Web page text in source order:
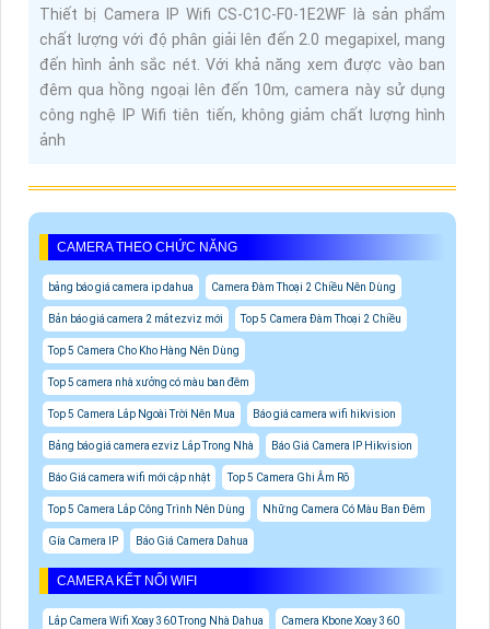
Thiết bị Camera IP Wifi CS-C1C-F0-1E2WF là sản phẩm
chất lượng với độ phân giải lên đến 2.0 megapixel, mang
đến hình ảnh sắc nét. Với khả năng xem được vào ban
đêm qua hồng ngoại lên đến 10m, camera này sử dụng
công nghệ IP Wifi tiên tiến, không giảm chất lượng hình
ảnh
CAMERA THEO CHỨC NĂNG
bảng báo giá camera ip dahua Camera Đàm Thoại 2 Chiều Nên Dùng
Bản báo giá camera 2 mắt ezviz mới Top 5 Camera Đàm Thoại 2 Chiều
Top 5 Camera Cho Kho Hàng Nên Dùng
Top 5 camera nhà xưởng có màu ban đêm
Top 5 Camera Lắp Ngoài Trời Nên Mua Báo giá camera wifi hikvision
Bảng báo giá camera ezviz Lắp Trong Nhà Báo Giá Camera IP Hikvision
Báo Giá camera wifi mới cập nhật Top 5 Camera Ghi Âm Rõ
Top 5 Camera Lắp Công Trình Nên Dùng Những Camera Có Màu Ban Đêm
Gía Camera IP Báo Giá Camera Dahua
CAMERA KẾT NỐI WIFI
Lắp Camera Wifi Xoay 360 Trong Nhà Dahua Camera Kbone Xoay 360